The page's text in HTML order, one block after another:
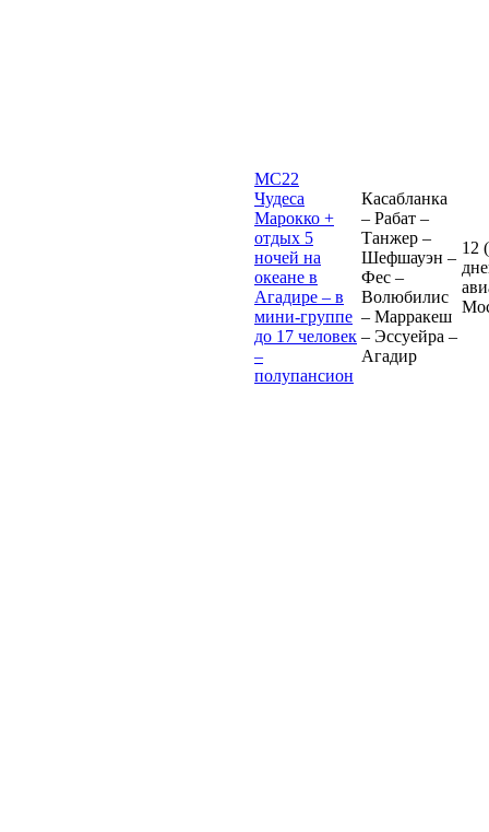
MC22
Чудеса
Марокко +
отдых 5
ночей на
океане в
Агадире – в
мини-группе
до 17 человек
–
полупансион
Касабланка
– Рабат –
Танжер –
Шефшауэн –
Фес –
Волюбилис
– Марракеш
– Эссуейра –
Агадир
12